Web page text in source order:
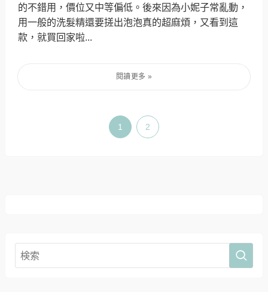
的不錯用，價位又中等偏低。後來因為小妮子常亂動，
用一般的洗髮精還要搓出泡泡真的超麻煩，又看到這
款，就買回家啦...
1 2